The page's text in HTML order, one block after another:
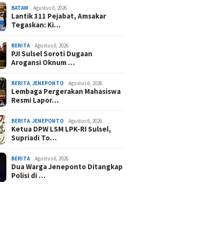
BATAM Agustus 6, 2026
Lantik 311 Pejabat, Amsakar
Tegaskan: Ki…
BERITA Agustus 6, 2026
PJI Sulsel Soroti Dugaan
Arogansi Oknum …
BERITA ,JENEPONTO Agustus 6, 2026
Lembaga Pergerakan Mahasiswa
Resmi Lapor…
BERITA ,JENEPONTO Agustus 6, 2026
Ketua DPW LSM LPK-RI Sulsel,
Supriadi To…
BERITA Agustus 6, 2026
Dua Warga Jeneponto Ditangkap
Polisi di …